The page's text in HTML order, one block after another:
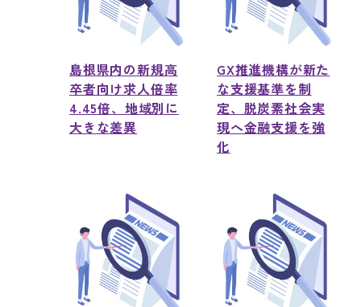
島根県内の新規高
卒者向け求人倍率
4.45倍、地域別に
大きな差異
GX推進機構が新た
な支援基準を制
定、脱炭素社会実
現へ金融支援を強
化